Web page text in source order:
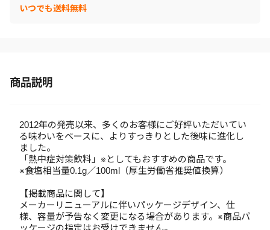
いつでも送料無料
商品説明
2012年の発売以来、多くのお客様にご好評いただいてい
る味わいをベースに、よりすっきりとした後味に進化し
ました。
「熱中症対策飲料」※としてもおすすめの商品です。
※食塩相当量0.1g／100ml（厚生労働省推奨値換算）
【掲載商品に関して】
メーカーリニューアルに伴いパッケージデザイン、仕
様、容量が予告なく変更になる場合があります。※商品パ
ッケージの指定はお受けできません。